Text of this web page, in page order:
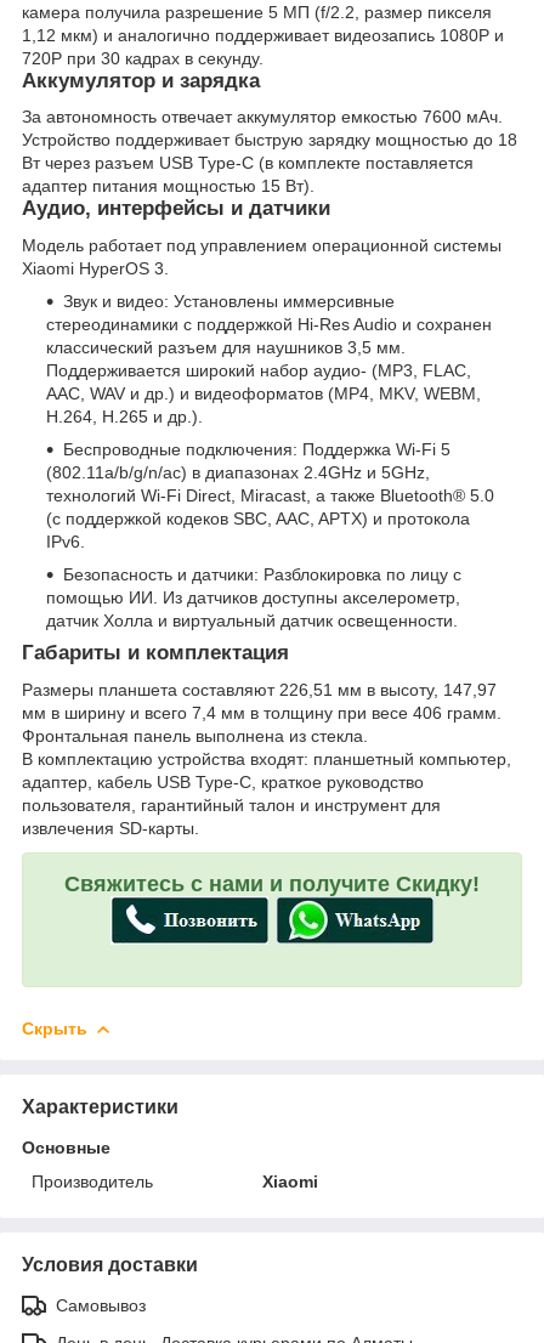
камера получила разрешение 5 МП (f/2.2, размер пикселя
1,12 мкм) и аналогично поддерживает видеозапись 1080P и
720P при 30 кадрах в секунду.
Аккумулятор и зарядка
За автономность отвечает аккумулятор емкостью 7600 мАч.
Устройство поддерживает быструю зарядку мощностью до 18
Вт через разъем USB Type-C (в комплекте поставляется
адаптер питания мощностью 15 Вт).
Аудио, интерфейсы и датчики
Модель работает под управлением операционной системы
Xiaomi HyperOS 3.
Звук и видео: Установлены иммерсивные
стереодинамики с поддержкой Hi-Res Audio и сохранен
классический разъем для наушников 3,5 мм.
Поддерживается широкий набор аудио- (MP3, FLAC,
AAC, WAV и др.) и видеоформатов (MP4, MKV, WEBM,
H.264, H.265 и др.).
Беспроводные подключения: Поддержка Wi-Fi 5
(802.11a/b/g/n/ac) в диапазонах 2.4GHz и 5GHz,
технологий Wi-Fi Direct, Miracast, а также Bluetooth® 5.0
(с поддержкой кодеков SBC, AAC, APTX) и протокола
IPv6.
Безопасность и датчики: Разблокировка по лицу с
помощью ИИ. Из датчиков доступны акселерометр,
датчик Холла и виртуальный датчик освещенности.
Габариты и комплектация
Размеры планшета составляют 226,51 мм в высоту, 147,97
мм в ширину и всего 7,4 мм в толщину при весе 406 грамм.
Фронтальная панель выполнена из стекла.
В комплектацию устройства входят: планшетный компьютер,
адаптер, кабель USB Type-C, краткое руководство
пользователя, гарантийный талон и инструмент для
извлечения SD-карты.
Свяжитесь с нами и получите Скидку!
Скрыть
Характеристики
Основные
Производитель
Xiaomi
Условия доставки
Самовывоз